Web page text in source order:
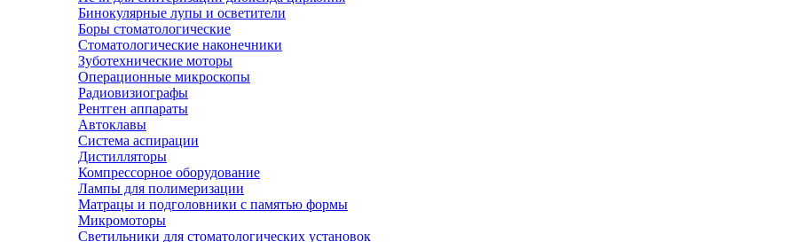
Бинокулярные лупы и осветители
Боры стоматологические
Стоматологические наконечники
Зуботехнические моторы
Операционные микроскопы
Радиовизиографы
Рентген аппараты
Автоклавы
Система аспирации
Дистилляторы
Компрессорное оборудование
Лампы для полимеризации
Матрацы и подголовники с памятью формы
Микромоторы
Светильники для стоматологических установок